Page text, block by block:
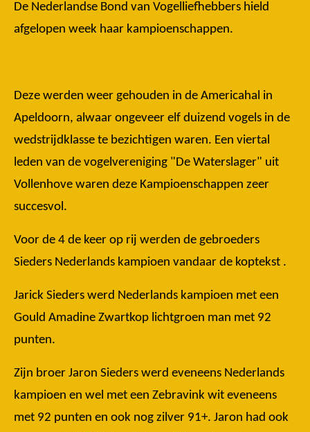
De Nederlandse Bond van Vogelliefhebbers hield
afgelopen week haar kampioenschappen.
Deze werden weer gehouden in de Americahal in
Apeldoorn, alwaar ongeveer elf duizend vogels in de
wedstrijdklasse te bezichtigen waren. Een viertal
leden van de vogelvereniging "De Waterslager" uit
Vollenhove waren deze Kampioenschappen zeer
succesvol.
Voor de 4 de keer op rij werden de gebroeders
Sieders Nederlands kampioen vandaar de koptekst .
Jarick Sieders werd Nederlands kampioen met een
Gould Amadine Zwartkop lichtgroen man met 92
punten.
Zijn broer Jaron Sieders werd eveneens Nederlands
kampioen en wel met een Zebravink wit eveneens
met 92 punten en ook nog zilver 91+. Jaron had ook